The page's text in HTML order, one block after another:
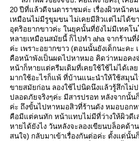
20 ปีที่แล้วดีจนดาราชมค่ะ เรื่องผิวหน้าค
เหมือนไม่มีรูขุมขน ไม่เคยมีสิวแต่ไม่ได้ข
อุตริอยากขาวค่ะ ในยุคนั้นที่ยังไม่มีเทคโ
หลายเหมือนสมัยนี้ ก็ไปทำ aha จากร้าน
ค่ะ เพราะอยากขาว (ตอนนั้นยังเด็กนะคะ
คือหน้าพังเป็นผดไปหาหมอ คิดว่าหมอคง
หน้าก็หายแต่ครีมเดิมที่เคยใช้ใช้ไม่ได้เล
มากใช้อะไรก็แพ้ ที่บ้านแนะนำให้ใช้สมุน
ขายสมัยก่อน ลองใช้ไปนิดนึงแล้วรู้สึกไม่
ปลอดภัยจริงๆค่ะ มีสารปรอท หลังจากนั้น
ค่ะ ถึงขั้นไปหาหมอสิวที่ร้านดัง หมอบอก
คือมีแต่คนทัก หน้าแทบไม่มีที่ว่างให้ผิวดีเ
หายได้ยังไง วันหลังจะลองเขียนบล็อคด้า
สนใจ) กลับมาเข้าเรื่องกันต่อค่ะ ตั้งแต่นั้น